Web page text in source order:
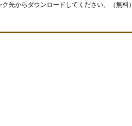
先からダウンロードしてください。（無料）